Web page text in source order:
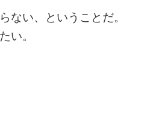
ない、ということだ。
い。